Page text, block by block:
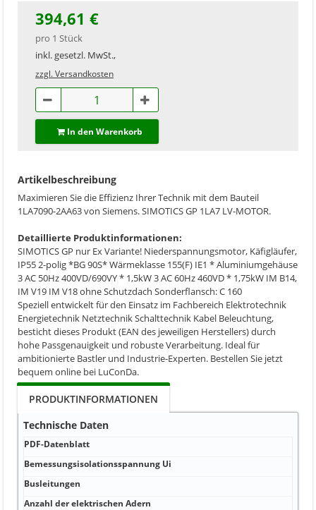
394,61 €
pro 1 Stück
inkl. gesetzl. MwSt.,
zzgl. Versandkosten
In den Warenkorb
Artikelbeschreibung
Maximieren Sie die Effizienz Ihrer Technik mit dem Bauteil
1LA7090-2AA63 von Siemens. SIMOTICS GP 1LA7 LV-MOTOR.
Detaillierte Produktinformationen:
SIMOTICS GP nur Ex Variante! Niederspannungsmotor, Käfigläufer,
IP55 2-polig *BG 90S* Wärmeklasse 155(F) IE1 * Aluminiumgehäuse
3 AC 50Hz 400VD/690VY * 1,5kW 3 AC 60Hz 460VD * 1,75kW IM B14,
IM V19 IM V18 ohne Schutzdach Sonderflansch: C 160
Speziell entwickelt für den Einsatz im Fachbereich Elektrotechnik
Energietechnik Netztechnik Schalttechnik Kabel Beleuchtung,
besticht dieses Produkt (EAN des jeweiligen Herstellers) durch
hohe Passgenauigkeit und robuste Verarbeitung. Ideal für
ambitionierte Bastler und Industrie-Experten. Bestellen Sie jetzt
bequem online bei LuConDa.
PRODUKTINFORMATIONEN
Technische Daten
PDF-Datenblatt
Bemessungsisolationsspannung Ui
Busleitungen
Anzahl der elektrischen Adern